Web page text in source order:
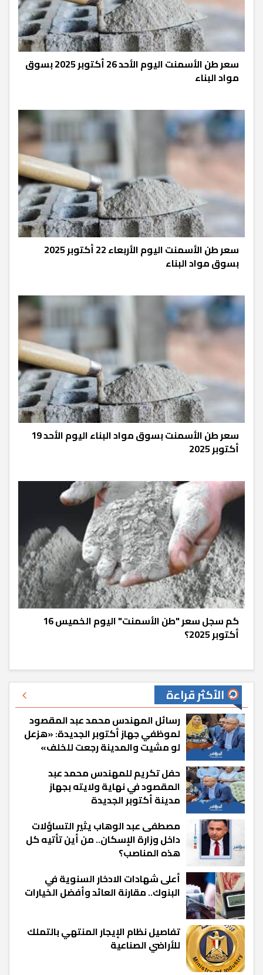
سعر طن الأسمنت اليوم الأحد 26 أكتوبر 2025 بسوق
مواد البناء
سعر طن الأسمنت اليوم الأربعاء 22 أكتوبر 2025
بسوق مواد البناء
سعر طن الأسمنت بسوق مواد البناء اليوم الأحد 19
أكتوبر 2025
كم سجل سعر "طن الأسمنت" اليوم الخميس 16
أكتوبر 2025؟
الأكثر قراءة
رسائل المهندس محمد عبد المقصود
لموظفي جهاز أكتوبر الجديدة: «هزعل
لو مشيت والمدينة رجعت للخلف»
حفل تكريم للمهندس محمد عبد
المقصود في نهاية ولايته بجهاز
مدينة أكتوبر الجديدة
مصطفى عبد الوهاب يثير التساؤلات
داخل وزارة الإسكان.. من أين تأتيه كل
هذه المناصب؟
أعلى شهادات الادخار السنوية في
البنوك.. مقارنة العائد وأفضل الخيارات
تفاصيل نظام الإيجار المنتهي بالتملك
للأراضي الصناعية